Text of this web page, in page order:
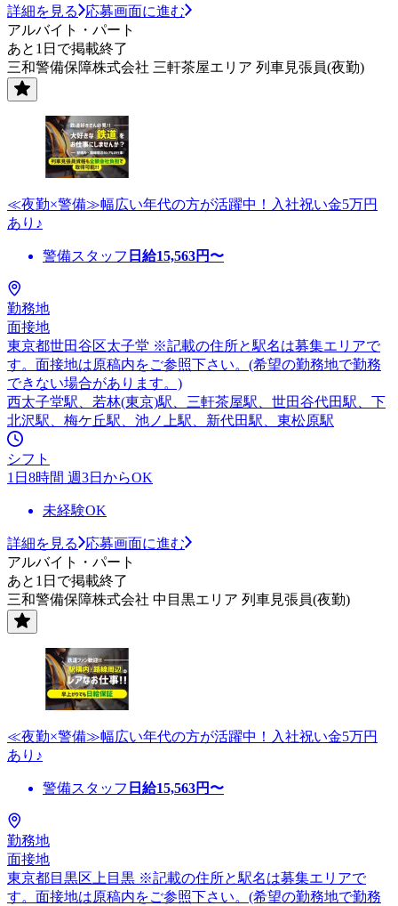
詳細を見る
応募画面に進む
アルバイト・パート
あと1日で掲載終了
三和警備保障株式会社 三軒茶屋エリア 列車見張員(夜勤)
≪夜勤×警備≫幅広い年代の方が活躍中！入社祝い金5万円
あり♪
警備スタッフ 日給15,563円〜
勤務地
面接地
東京都世田谷区太子堂 ※記載の住所と駅名は募集エリアで
す。面接地は原稿内をご参照下さい。(希望の勤務地で勤務
できない場合があります。)
西太子堂駅、若林(東京)駅、三軒茶屋駅、世田谷代田駅、下
北沢駅、梅ケ丘駅、池ノ上駅、新代田駅、東松原駅
シフト
1日8時間 週3日からOK
未経験OK
詳細を見る
応募画面に進む
アルバイト・パート
あと1日で掲載終了
三和警備保障株式会社 中目黒エリア 列車見張員(夜勤)
≪夜勤×警備≫幅広い年代の方が活躍中！入社祝い金5万円
あり♪
警備スタッフ 日給15,563円〜
勤務地
面接地
東京都目黒区上目黒 ※記載の住所と駅名は募集エリアで
す。面接地は原稿内をご参照下さい。(希望の勤務地で勤務